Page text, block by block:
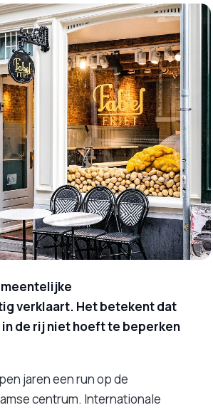
verklaart. Het betekent dat
de rij niet hoeft te beperken
jaren een run op de
centrum. Internationale